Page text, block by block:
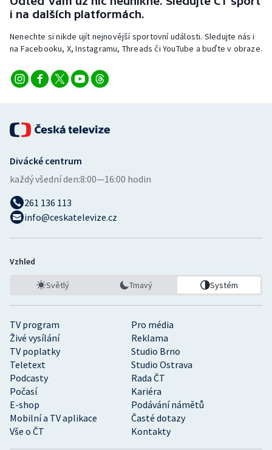
i na dalších platformách.
Nenechte si nikde ujít nejnovější sportovní události. Sledujte nás i
na Facebooku, X, Instagramu, Threads či YouTube a buďte v obraze.
TV program
Pro média
Živé vysílání
Reklama
TV poplatky
Studio Brno
Teletext
Studio Ostrava
Podcasty
Rada ČT
Počasí
Kariéra
E-shop
Podávání námětů
Mobilní a TV aplikace
Časté dotazy
Vše o ČT
Kontakty
Divácké centrum
každý všední den:8:00—16:00 hodin
261 136 113
info@ceskatelevize.cz
Vzhled
Světlý Tmavý Systém